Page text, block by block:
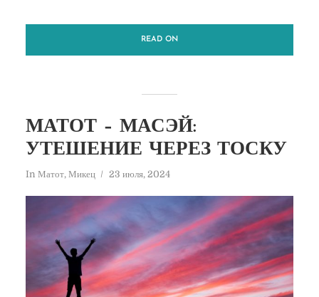
READ ON
МАТОТ – МАСЭЙ:
УТЕШЕНИЕ ЧЕРЕЗ ТОСКУ
In Матот, Микец 23 июля, 2024